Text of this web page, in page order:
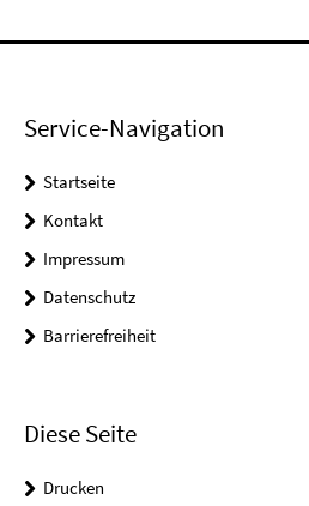
Service-Navigation
Startseite
Kontakt
Impressum
Datenschutz
Barrierefreiheit
Diese Seite
Drucken